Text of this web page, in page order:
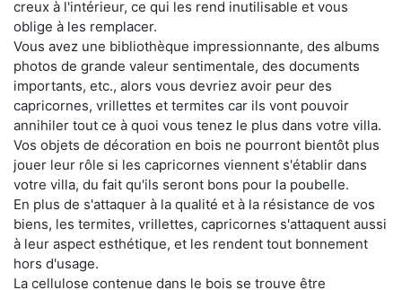
creux à l'intérieur, ce qui les rend inutilisable et vous
oblige à les remplacer.
Vous avez une bibliothèque impressionnante, des albums
photos de grande valeur sentimentale, des documents
importants, etc., alors vous devriez avoir peur des
capricornes, vrillettes et termites car ils vont pouvoir
annihiler tout ce à quoi vous tenez le plus dans votre villa.
Vos objets de décoration en bois ne pourront bientôt plus
jouer leur rôle si les capricornes viennent s'établir dans
votre villa, du fait qu'ils seront bons pour la poubelle.
En plus de s'attaquer à la qualité et à la résistance de vos
biens, les termites, vrillettes, capricornes s'attaquent aussi
à leur aspect esthétique, et les rendent tout bonnement
hors d'usage.
La cellulose contenue dans le bois se trouve être